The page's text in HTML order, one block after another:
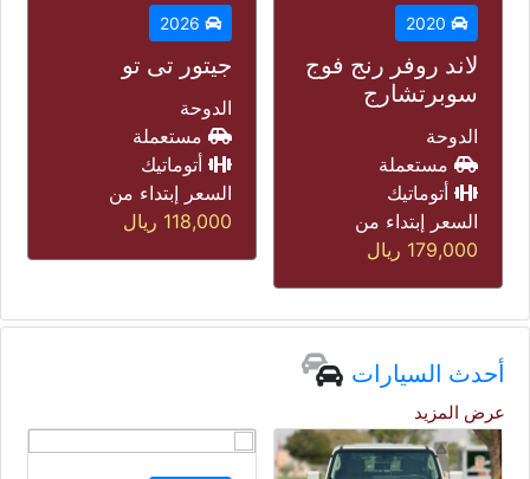
جيتور تى تو
الدوحة
مستعملة
أتوماتيك
السعر إبتداء من
118,000 ريال
لاند روفر رينج
روفر إيفوك
مستعملة
-
السعر إبتداء من
185,000
ريال
أحدث السيارات
عرض المزيد